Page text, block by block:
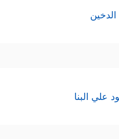
الدخين
علي البنا